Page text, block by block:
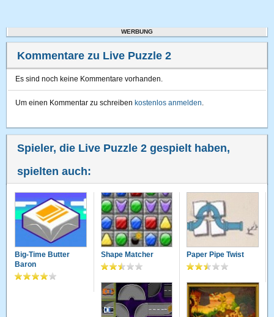
WERBUNG
Kommentare zu Live Puzzle 2
Es sind noch keine Kommentare vorhanden.
Um einen Kommentar zu schreiben kostenlos anmelden.
Spieler, die Live Puzzle 2 gespielt haben,
spielten auch:
Big-Time Butter
Baron
Shape Matcher Paper Pipe Twist